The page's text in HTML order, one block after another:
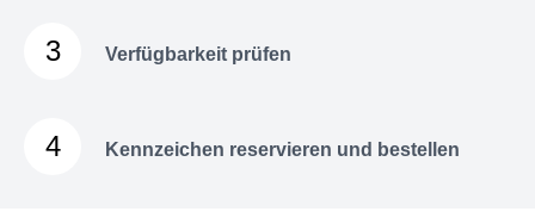
3 Verfügbarkeit prüfen
4 Kennzeichen reservieren und bestellen